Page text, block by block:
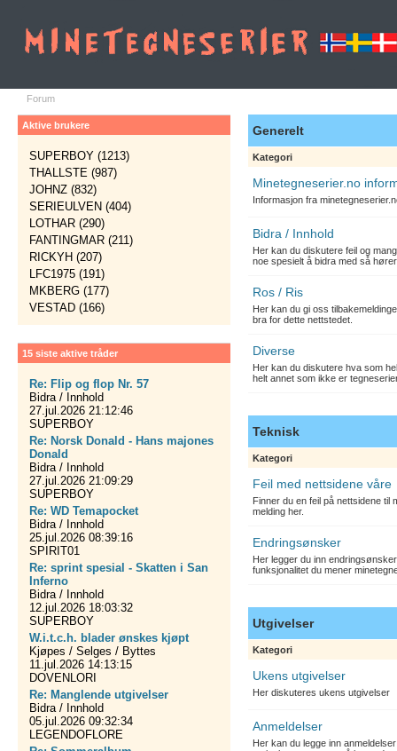
Forum
Aktive brukere
SUPERBOY (1213)
THALLSTE (987)
JOHNZ (832)
SERIEULVEN (404)
LOTHAR (290)
FANTINGMAR (211)
RICKYH (207)
LFC1975 (191)
MKBERG (177)
VESTAD (166)
15 siste aktive tråder
Re: Flip og flop Nr. 57
Bidra / Innhold
27.jul.2026 21:12:46
SUPERBOY
Re: Norsk Donald - Hans majones
Donald
Bidra / Innhold
27.jul.2026 21:09:29
SUPERBOY
Re: WD Temapocket
Bidra / Innhold
25.jul.2026 08:39:16
SPIRIT01
Re: sprint spesial - Skatten i San
Inferno
Bidra / Innhold
12.jul.2026 18:03:32
SUPERBOY
W.i.t.c.h. blader ønskes kjøpt
Kjøpes / Selges / Byttes
11.jul.2026 14:13:15
DOVENLORI
Re: Manglende utgivelser
Bidra / Innhold
05.jul.2026 09:32:34
LEGENDOFLORE
Generelt
Kategori
Minetegneserier.no
Informasjon fra
Bidra / Innhold
Her kan du diskutere feil og
noe spesielt å bidra med så
Ros / Ris
Her kan du gi oss
bra for dette nettstedet.
Diverse
Her kan du diskutere hva som
helt annet som ikke er
Teknisk
Kategori
Feil med nettsidene våre
Finner du en feil på nettsidene til
melding her.
Endringsønsker
Her legger du inn
funksjonalitet du mener
Utgivelser
Kategori
Ukens utgivelser
Her diskuteres ukens utgivelser
Anmeldelser
Her kan du legge inn